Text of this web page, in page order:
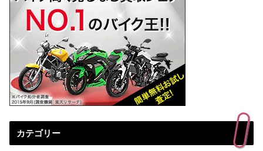
カテゴリー